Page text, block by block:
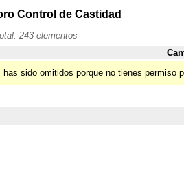
Control de Castidad
243 elementos
sido omitidos porque no tienes permiso